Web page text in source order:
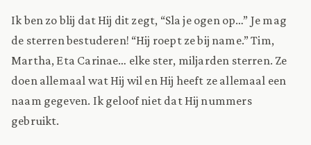
Ik ben zo blij dat Hij dit zegt, “Sla je ogen op…” Je mag
de sterren bestuderen! “Hij roept ze bij name.” Tim,
Martha, Eta Carinae… elke ster, miljarden sterren. Ze
doen allemaal wat Hij wil en Hij heeft ze allemaal een
naam gegeven. Ik geloof niet dat Hij nummers
gebruikt.